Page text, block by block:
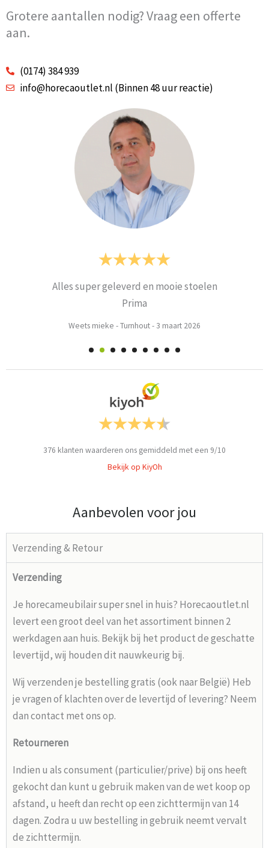
Grotere aantallen nodig? Vraag een offerte
aan.
(0174) 384 939
info@horecaoutlet.nl (Binnen 48 uur reactie)
Alles super geleverd en mooie stoelen
Prima
Weets mieke -Turnhout- 3 maart 2026
376 klanten waarderen ons gemiddeld met een 9/10
Bekijk op KiyOh
Aanbevolen voor jou
Verzending & Retour
Verzending
Je horecameubilair super snel in huis? Horecaoutlet.nl
levert een groot deel van het assortiment binnen 2
werkdagen aan huis. Bekijk bij het product de geschatte
levertijd, wij houden dit nauwkeurig bij.
Wij verzenden je bestelling gratis (ook naar België) Heb
je vragen of klachten over de levertijd of levering? Neem
dan contact met ons op.
Retourneren
Indien u als consument (particulier/prive) bij ons heeft
gekocht dan kunt u gebruik maken van de wet koop op
afstand, u heeft dan recht op een zichttermijn van 14
dagen. Zodra u uw bestelling in gebruik neemt vervalt
de zichttermijn.